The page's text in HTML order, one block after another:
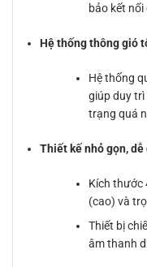
bảo kết
Hệ thống thông gió
Hệ thống
giúp duy
trạng quá
Thiết kế nhỏ gọn,
Kích thước
(cao) và
Thiết bị
âm thanh